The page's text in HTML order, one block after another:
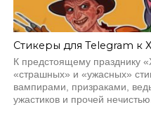
Стикеры для Telegram к
К предстоящему празднику
«страшных» и «ужасных»
вампирами, призраками,
ужастиков и прочей